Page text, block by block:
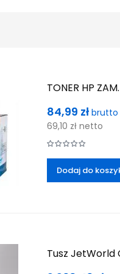
TONER HP
Cena
84,99 złbrutto
69,10 zł netto
Dodaj do
Tusz JetWorld